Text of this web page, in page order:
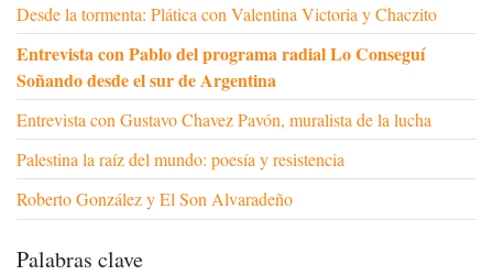
Desde la tormenta: Plática con Valentina Victoria y Chaczito
Entrevista con Pablo del programa radial Lo Conseguí
Soñando desde el sur de Argentina
Entrevista con Gustavo Chavez Pavón, muralista de la lucha
Palestina la raíz del mundo: poesía y resistencia
Roberto González y El Son Alvaradeño
Palabras clave